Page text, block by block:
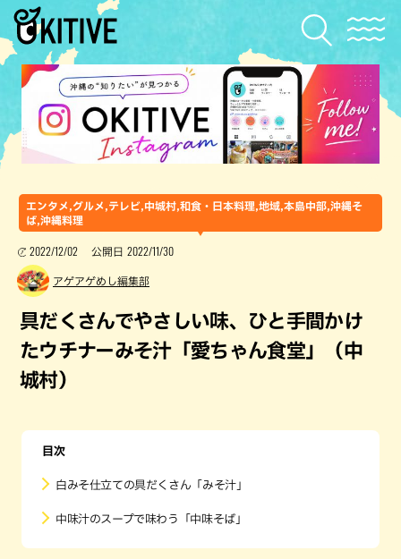
エンタメ,グルメ,テレビ,中城村,和食・日本料理,地域,本島中部,沖縄そ
ば,沖縄料理
2022/12/02 公開日 2022/11/30
アゲアゲめし編集部
具だくさんでやさしい味、ひと手間かけ
たウチナーみそ汁「愛ちゃん食堂」（中
城村）
目次
白みそ仕立ての具だくさん「みそ汁」
中味汁のスープで味わう「中味そば」